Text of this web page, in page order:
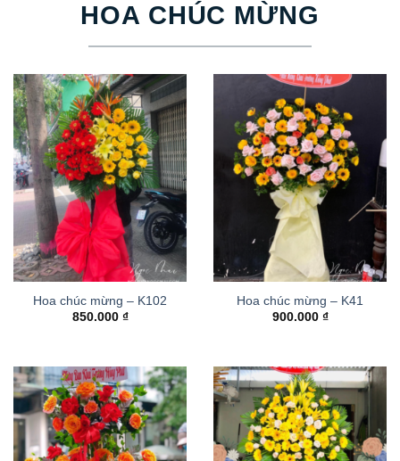
HOA CHÚC MỪNG
Hoa chúc mừng – K102
850.000 ₫
Hoa chúc mừng – K41
900.000 ₫